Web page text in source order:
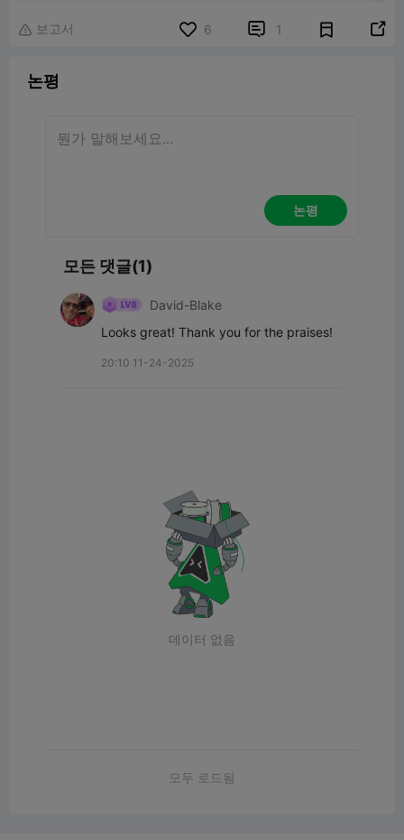
 보고서 6  1 
논평
논평
모든 댓글(1)
David-Blake
Looks great! Thank you for the praises!
20:10 11-24-2025
데이터 없음
모두 로드됨